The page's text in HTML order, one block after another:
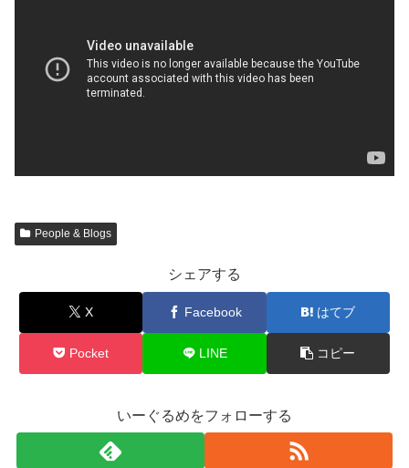
People & Blogs
シェアする
X Facebook はてブ
Pocket LINE コピー
いーぐるめをフォローする